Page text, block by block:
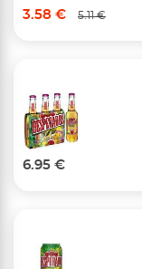
3.58 € 5.11 €
6.95 €